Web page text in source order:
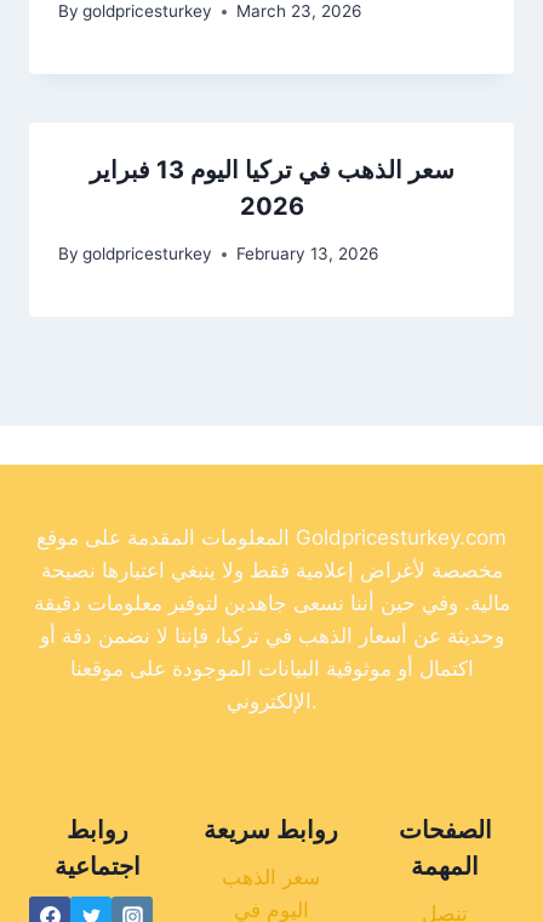
By goldpricesturkey March 23, 2026
سعر الذهب في تركيا اليوم 13 فبراير
2026
By goldpricesturkey February 13, 2026
المعلومات المقدمة على موقع Goldpricesturkey.com
مخصصة لأغراض إعلامية فقط ولا ينبغي اعتبارها نصيحة
مالية. وفي حين أننا نسعى جاهدين لتوفير معلومات دقيقة
وحديثة عن أسعار الذهب في تركيا، فإننا لا نضمن دقة أو
اكتمال أو موثوقية البيانات الموجودة على موقعنا
الإلكتروني.
روابط
اجتماعية
روابط سريعة
سعر الذهب
اليوم في
الصفحات
المهمة
تنصل